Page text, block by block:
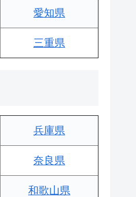
愛知県
三重県
兵庫県
奈良県
和歌山県